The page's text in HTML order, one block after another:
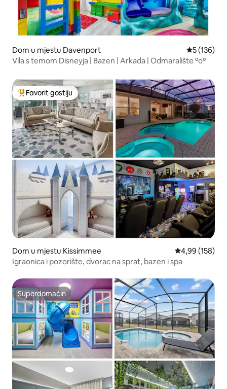
Dom u mjestu Davenport Prosječna
5 (136)
Vila s temom Disneyja | Bazen | Arkada | Odmaralište ºoº
Glavni favorit gostiju
Favorit gostiju
Dom u mjestu Kissimmee Prosječna
4,99 (158)
Igraonica i pozorište, dvorac na sprat, bazen i spa
Superdomaćin
Superdomaćin